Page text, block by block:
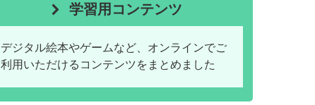
学習用コンテンツ
デジタル絵本やゲームなど、オンラインでご
利用いただけるコンテンツをまとめました